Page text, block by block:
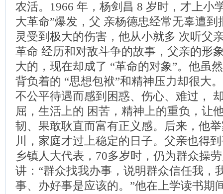
农活。1966 年，杨剑昌 8 岁时，才上小
大革命”爆发，父 亲杨德忠经常无辜遭
灵受到极大的伤害，他从小就多 次听父
革命 经历和对敌斗争的故事，父亲的形
大的，现在却成了 “革命的对象”。他虽
背负着的 “思想包袱”和精神压力却很大
不公平待遇而感到困惑、伤心、难过，
屈，生活上的 困苦，精神上的重负，让
韧、果敢耿直而富有正义感。后来，他
川，家庭才过上稳定的日子。父亲也得
乡镇人大代表，70多岁时，仍为群众操
讲：“群众找我办事，说明群众信任我，
事、办好事是应该的。”他在上学读书期